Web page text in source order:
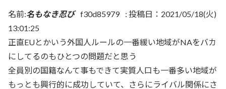
名前:名もなき忍び f30d85979 : 投稿日：2021/05/18(火)
13:01:25
正直EUとかいう外国人ルールの一番緩い地域がNAをバカ
にしてるのもひとつの問題だと思う
全員別の国籍なんて事もできて実質人口も一番多い地域が
もっとも興行的に成功していて、さらにライバル関係にさ